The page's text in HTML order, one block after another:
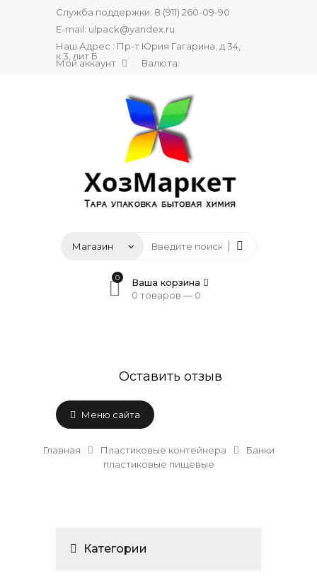
Служба поддержки: 8 (911) 260-09-90
E-mail: ulpack@yandex.ru
Наш Адрес : Пр-т Юрия Гагарина, д 34,
к 3, лит Б
Мой аккаунт Валюта:
0
Ваша корзина
0 товаров — 0
Оставить отзыв
Меню сайта
Главная Пластиковые контейнера
Банки
пластиковые пищевые
Категории